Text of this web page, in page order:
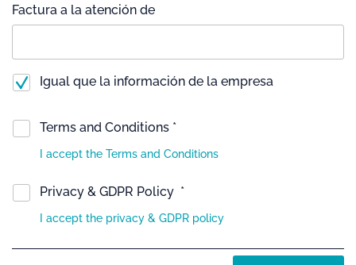
Factura a la atención de
Igual que la información de la empresa
Terms and Conditions *
I accept the Terms and Conditions
Privacy & GDPR Policy *
I accept the privacy & GDPR policy